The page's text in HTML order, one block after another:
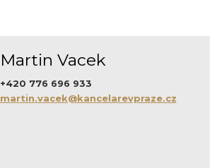
Martin Vacek
+420 776 696 933
martin.vacek@kancelarevpraze.cz